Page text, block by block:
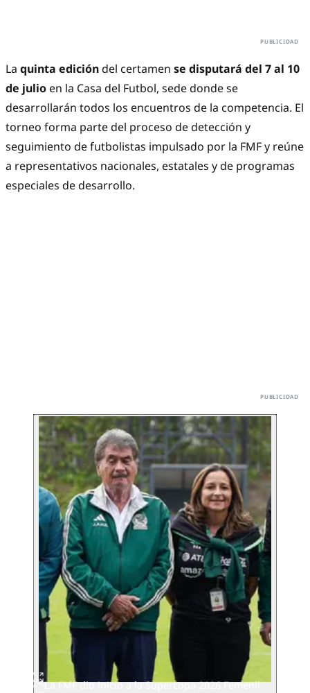
La quinta edicióndel certamen se disputará del 7 al 10
de julio en la Casa del Futbol, sede donde se
desarrollarán todos los encuentros de la competencia. El
torneo forma parte del proceso de detección y
seguimiento de futbolistas impulsado por la FMF y reúne
a representativos nacionales, estatales y de programas
especiales de desarrollo.
La FMF dio inicio a la Supercopa 2026 Femenil